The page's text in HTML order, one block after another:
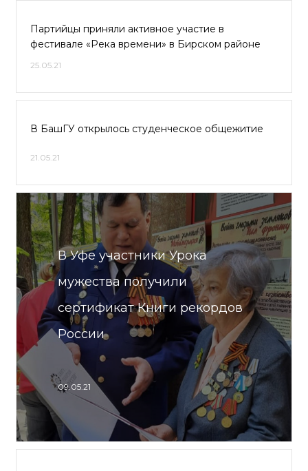
Партийцы приняли активное участие в
фестивале «Река времени» в Бирском районе
25.05.21
В БашГУ открылось студенческое общежитие
21.05.21
В Уфе участники Урока
мужества получили
сертификат Книги рекордов
России
09.05.21